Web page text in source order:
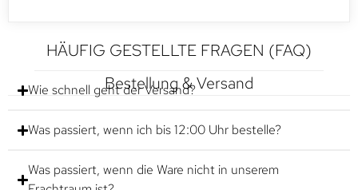
HÄUFIG GESTELLTE FRAGEN (FAQ)
Bestellung & Versand
Wie schnell geht der Versand?
Was passiert, wenn ich bis 12:00 Uhr bestelle?
Was passiert, wenn die Ware nicht in unserem